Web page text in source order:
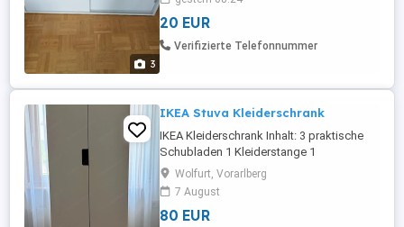
3
20 EUR
Verifizierte Telefonnummer
IKEA Stuva Kleiderschrank
IKEA Kleiderschrank Inhalt: 3 praktische
Schubladen 1 Kleiderstange 1
Regalboden 1 Korb Inkl 2 Regelböden
(einer davon Originalverpackung) Der
Schrank bzw die unterste Schublade
weist ganz normale, kleine
Wolfurt, Vorarlberg
7 August
80 EUR